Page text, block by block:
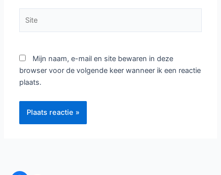
Mijn naam, e-mail en site bewaren in deze
browser voor de volgende keer wanneer ik een reactie
plaats.